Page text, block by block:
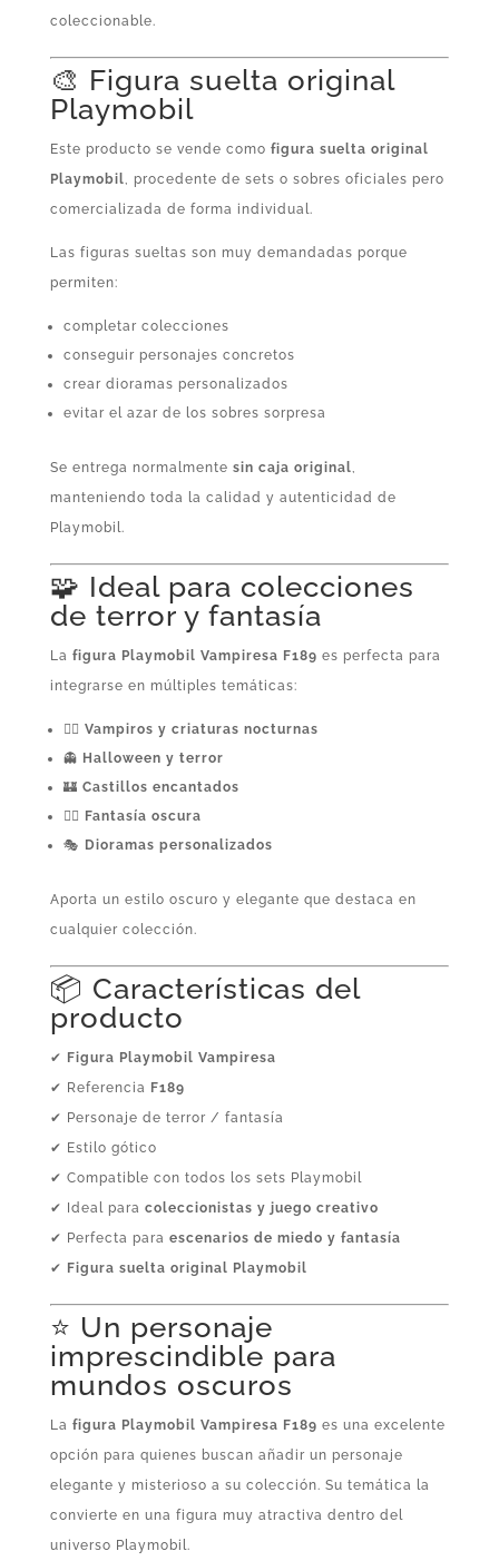
coleccionable.
🎨 Figura suelta original
Playmobil
Este producto se vende como figura suelta original
Playmobil , procedente de sets o sobres oficiales pero
comercializada de forma individual.
Las figuras sueltas son muy demandadas porque
permiten:
completar colecciones
conseguir personajes concretos
crear dioramas personalizados
evitar el azar de los sobres sorpresa
Se entrega normalmente sin caja original
manteniendo toda la calidad y autenticidad de
Playmobil.
🧩 Ideal para colecciones
de terror y fantasía
La figura Playmobil Vampiresa F189 es perfecta para
integrarse en múltiples temáticas:
🧛‍♀️ Vampiros y criaturas nocturnas
👻 Halloween y terror
🏰 Castillos encantados
🧙‍♀️ Fantasía oscura
🎭 Dioramas personalizados
Aporta un estilo oscuro y elegante que destaca en
cualquier colección.
📦 Características del
producto
✔ Figura Playmobil Vampiresa
✔ Referencia F189
✔ Personaje de terror / fantasía
✔ Estilo gótico
✔ Compatible con todos los sets Playmobil
✔ Ideal para coleccionistas y juego creativo
✔ Perfecta para escenarios de miedo y fantasía
✔ Figura suelta original Playmobil
⭐ Un personaje
imprescindible para
mundos oscuros
La figura Playmobil Vampiresa F189 es una excelente
opción para quienes buscan añadir un personaje
elegante y misterioso a su colección. Su temática la
convierte en una figura muy atractiva dentro del
universo Playmobil.